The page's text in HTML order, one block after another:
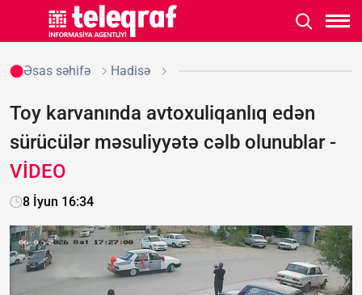
Əsas səhifə Hadisə
Toy karvanında avtoxuliqanlıq edən
sürücülər məsuliyyətə cəlb olunublar -
VİDEO
8 İyun 16:34